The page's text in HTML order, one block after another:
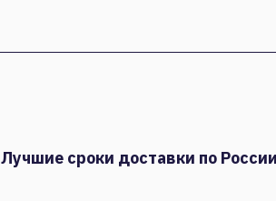
Лучшие сроки доставки по